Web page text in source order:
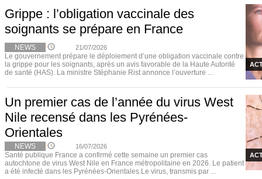
Grippe : l’obligation vaccinale des
soignants se prépare en France
NEWS 21/07/2026
Le gouvernement prépare le déploiement d’une obligation vaccinale contre
la grippe pour les soignants, après un avis favorable de la Haute Autorité
de santé (HAS). La ministre Stéphanie Rist annonce l’ouverture ...
Un premier cas de l’année du virus West
Nile recensé dans les Pyrénées-
Orientales
NEWS 16/07/2026
Santé publique France a confirmé cette semaine un premier cas
autochtone de virus West Nile en France métropolitaine en 2026. Le patient
a été infecté dans les Pyrénées-Orientales.Le virus, transmis par ...